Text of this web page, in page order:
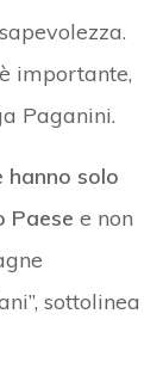
importante,
Paganini.
hanno solo
Paese e non
sottolinea